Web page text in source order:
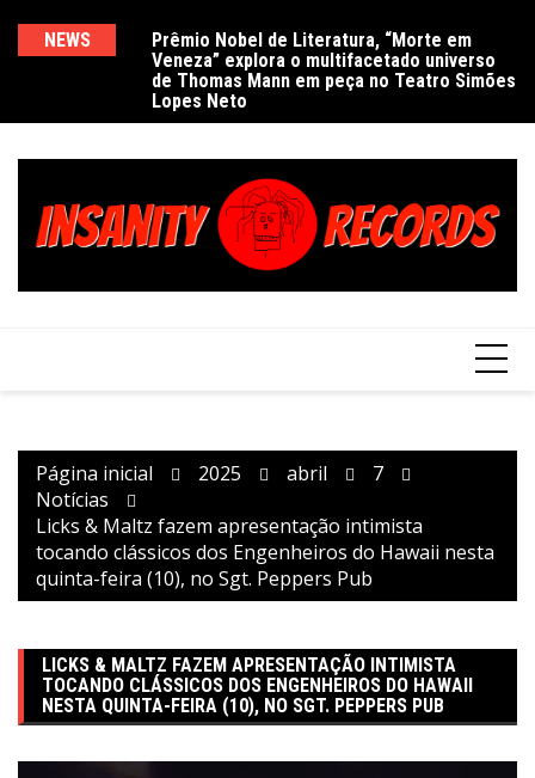
NEWS
Prêmio Nobel de Literatura, “Morte em
Veneza” explora o multifacetado universo
de Thomas Mann em peça no Teatro Simões
Lopes Neto
Página inicial 2025 abril
7
Notícias
Licks & Maltz fazem apresentação intimista
tocando clássicos dos Engenheiros do Hawaii nesta
quinta-feira (10), no Sgt. Peppers Pub
LICKS & MALTZ FAZEM APRESENTAÇÃO INTIMISTA
TOCANDO CLÁSSICOS DOS ENGENHEIROS DO HAWAII
NESTA QUINTA-FEIRA (10), NO SGT. PEPPERS PUB